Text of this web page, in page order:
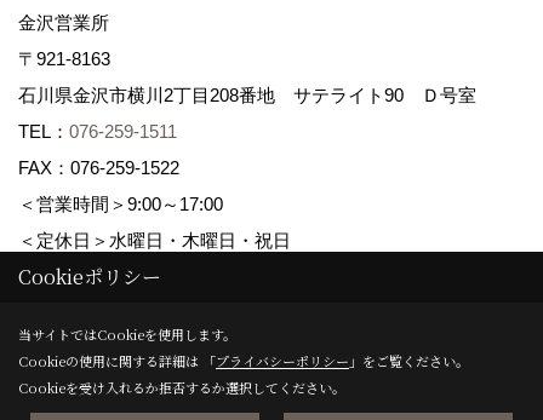
金沢営業所
〒921-8163
石川県金沢市横川2丁目208番地 サテライト90 Ｄ号室
TEL： 076-259-1511
FAX：076-259-1522
＜営業時間＞9:00～17:00
＜定休日＞水曜日・木曜日・祝日
Copyright (c) maruwa-home. All Rights Reserved.
Produced byゴデスクリエイト
Cookieポリシー
当サイトではCookieを使用します。
Cookieの使用に関する詳細は 「プライバシーポリシー 」をご覧ください。
Cookieを受け入れるか拒否するか選択してください。